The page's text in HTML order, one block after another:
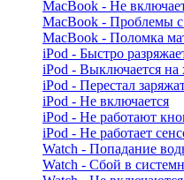
MacBook - Не
MacBook - Проблемы
MacBook - Поломка
iPod - Быстро
iPod - Выключается на
iPod - Перестал
iPod - Не включается
iPod - Не работают
iPod - Не работает
Watch - Попадание
Watch - Сбой в